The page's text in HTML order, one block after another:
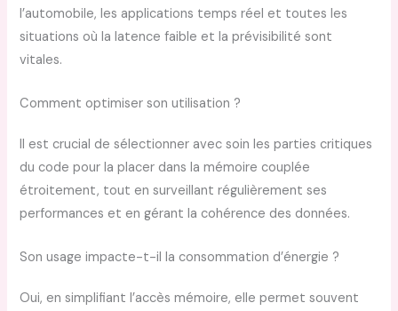
l’automobile, les applications temps réel et toutes les
situations où la latence faible et la prévisibilité sont
vitales.
Comment optimiser son utilisation ?
Il est crucial de sélectionner avec soin les parties critiques
du code pour la placer dans la mémoire couplée
étroitement, tout en surveillant régulièrement ses
performances et en gérant la cohérence des données.
Son usage impacte-t-il la consommation d’énergie ?
Oui, en simplifiant l’accès mémoire, elle permet souvent